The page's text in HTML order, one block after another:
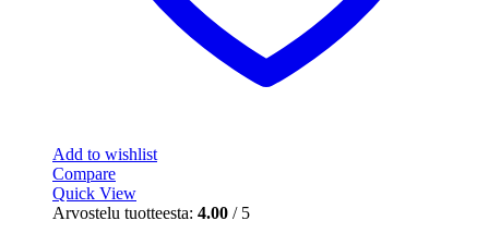
Add to wishlist
Compare
Quick View
Arvostelu tuotteesta: 4.00 / 5